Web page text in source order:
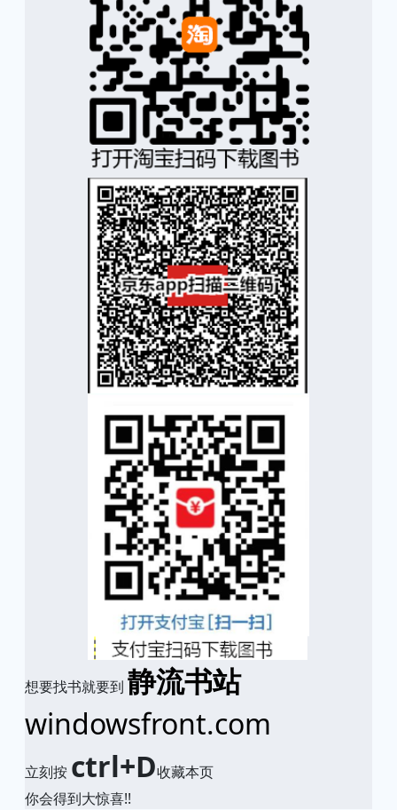
想要找书就要到 静流书站
windowsfront.com
立刻按 ctrl+D收藏本页
你会得到大惊喜!!